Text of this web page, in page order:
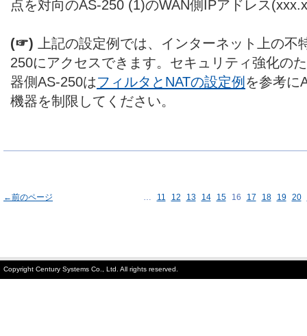
点を対向のAS-250 (1)のWAN側IPアドレス
(☞) 上記の設定例では、インターネット上の不
250にアクセスできます。セキュリティ強化の
器側AS-250はフィルタとNATの設定例を参考に
機器を制限してください。
←前のページ … 11 12 13 14 15 16 17 18 19 20
Copyright Century Systems Co., Ltd. All rights reserved.